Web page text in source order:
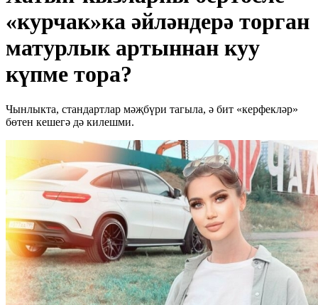
«курчак»ка әйләндерә торган
матурлык артыннан куу
күпме тора?
Чынлыкта, стандартлар мәҗбүри тагыла, ә бит «керфекләр»
бөтен кешегә дә килешми.